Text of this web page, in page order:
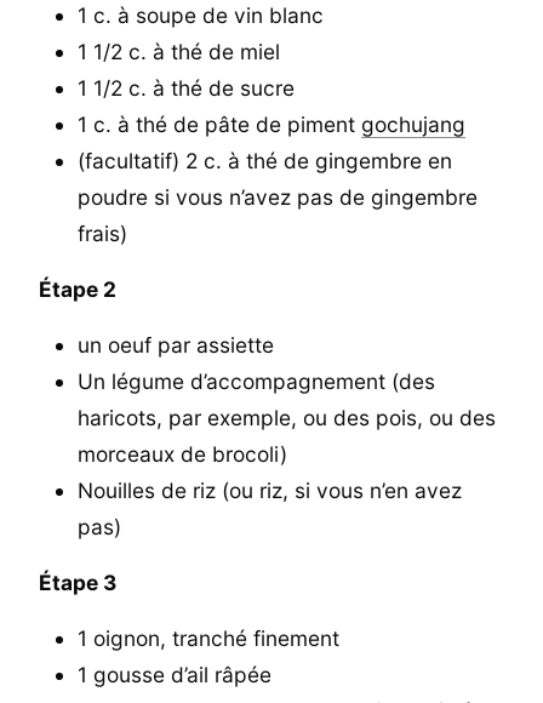
1 c. à soupe de vin blanc
1 1/2 c. à thé de miel
1 1/2 c. à thé de sucre
1 c. à thé de pâte de piment gochujang
(facultatif) 2 c. à thé de gingembre en
poudre si vous n’avez pas de gingembre
frais)
Étape 2
un oeuf par assiette
Un légume d’accompagnement (des
haricots, par exemple, ou des pois, ou des
morceaux de brocoli)
Nouilles de riz (ou riz, si vous n’en avez
pas)
Étape 3
1 oignon, tranché finement
1 gousse d’ail râpée